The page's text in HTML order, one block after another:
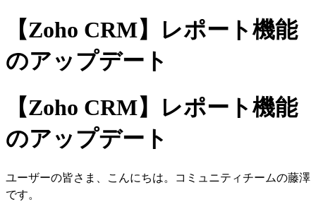
【Zoho CRM】レポート機能
のアップデート
【Zoho CRM】レポート機能
のアップデート
ユーザーの皆さま、こんにちは。コミュニティチームの藤澤
です。